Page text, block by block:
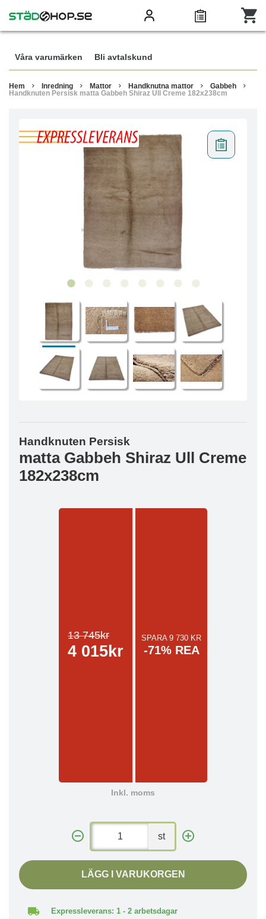
Våra varumärken Bli avtalskund
Hem Inredning Mattor Handknutna mattor
Gabbeh
Handknuten Persisk matta Gabbeh Shiraz Ull Creme 182x238cm
Handknuten Persisk
matta Gabbeh Shiraz Ull Creme
182x238cm
13 745kr
4 015kr
SPARA 9 730 KR
-71% REA
Inkl. moms
st
LÄGG I VARUKORGEN
Expressleverans: 1 - 2 arbetsdagar